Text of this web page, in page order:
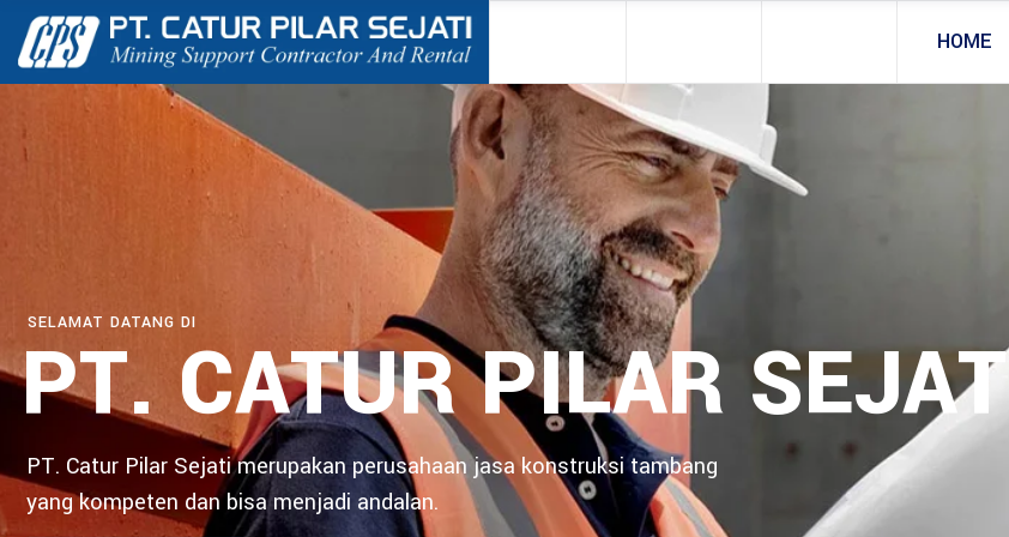
HOME
PT. CATUR PILAR
PT. Catur Pilar Sejati merupakan perusahaan jasa konstruksi tambang
yang kompeten dan bisa menjadi andalan.
SELAMAT DATANG DI